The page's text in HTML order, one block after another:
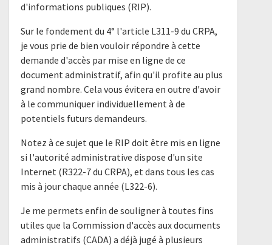
d'informations publiques (RIP).
Sur le fondement du 4° l'article L311-9 du CRPA,
je vous prie de bien vouloir répondre à cette
demande d'accès par mise en ligne de ce
document administratif, afin qu'il profite au plus
grand nombre. Cela vous évitera en outre d'avoir
à le communiquer individuellement à de
potentiels futurs demandeurs.
Notez à ce sujet que le RIP doit être mis en ligne
si l'autorité administrative dispose d'un site
Internet (R322-7 du CRPA), et dans tous les cas
mis à jour chaque année (L322-6).
Je me permets enfin de souligner à toutes fins
utiles que la Commission d'accès aux documents
administratifs (CADA) a déjà jugé à plusieurs